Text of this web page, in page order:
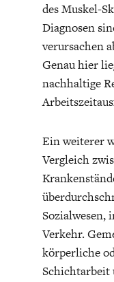
DIE
des Muskel-
Diagnosen
verursachen
Genau hier
nachhaltige
Ein weiterer
Vergleich
Sozialwesen,
Verkehr.
körperliche
Schichtarbeit